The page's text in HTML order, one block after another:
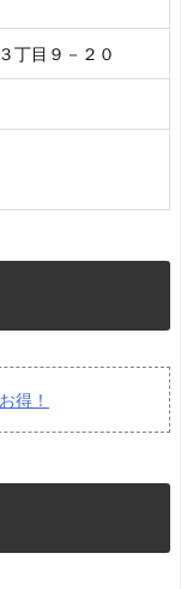
丁目９－２０
得！